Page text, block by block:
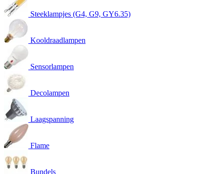
Steeklampjes (G4, G9, GY6.35)
Kooldraadlampen
Sensorlampen
Decolampen
Laagspanning
Flame
Bundels